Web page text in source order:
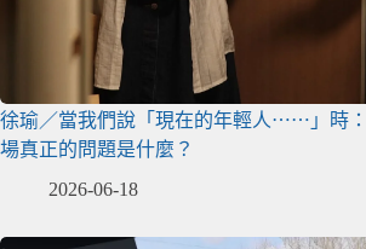
徐瑜／當我們說「現在的年輕人⋯⋯」時
場真正的問題是什麼？
2026-06-18